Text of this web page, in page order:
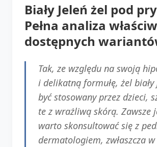
Biały Jeleń żel pod
Pełna analiza
dostępnych
Tak, ze względu na swoją
i delikatną formułę, żel
być stosowany przez dzieci,
te z wrażliwą skórą. Zawsze
warto skonsultować się z
dermatologiem, zwłaszcza